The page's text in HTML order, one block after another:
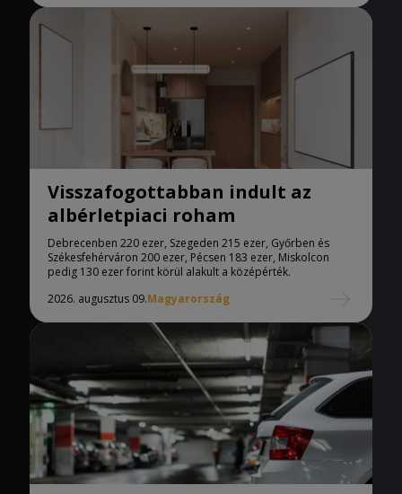
Visszafogottabban indult az
albérletpiaci roham
Debrecenben 220 ezer, Szegeden 215 ezer, Győrben és
Székesfehérváron 200 ezer, Pécsen 183 ezer, Miskolcon
pedig 130 ezer forint körül alakult a középérték.
2026. augusztus 09.Magyarország